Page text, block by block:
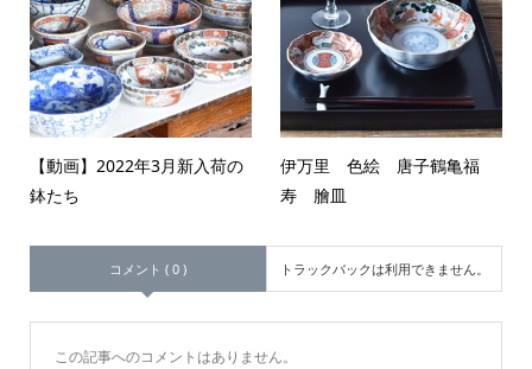
【動画】2022年3月新入荷の
鉢たち
伊万里 色絵 唐子鶴亀福
寿 膾皿
コメント ( 0 ) トラックバックは利用できません。
この記事へのコメントはありません。